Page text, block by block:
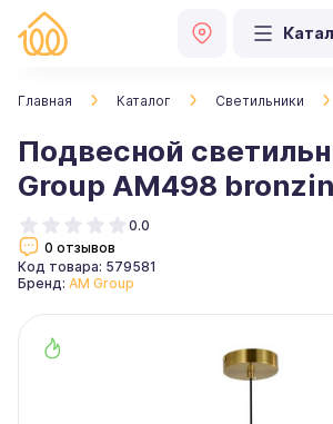
Главная Каталог Светильники
Подвесной
Group AM498
0.0
0 отзывов
Код товара: 579581
Бренд: AM Group